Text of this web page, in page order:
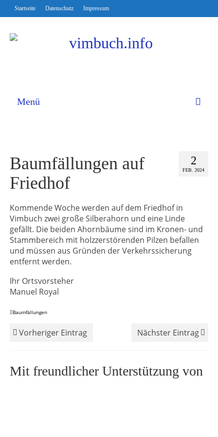
Startseite Datenschutz Impressum
Menü
2
FEB. 2024
Baumfällungen auf
Friedhof
Kommende Woche werden auf dem Friedhof in
Vimbuch zwei große Silberahorn und eine Linde
gefällt. Die beiden Ahornbäume sind im Kronen- und
Stammbereich mit holzzerstörenden Pilzen befallen
und müssen aus Gründen der Verkehrssicherung
entfernt werden.
Ihr Ortsvorsteher
Manuel Royal
Baumfällungen
Vorheriger Eintrag Nächster Eintrag
Mit freundlicher Unterstützung von